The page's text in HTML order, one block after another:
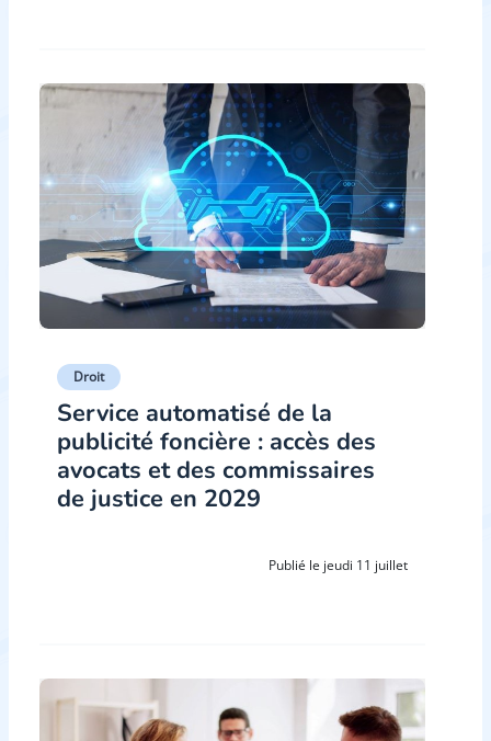
Droit
Service automatisé de la
publicité foncière : accès des
avocats et des commissaires
de justice en 2029
Publié le jeudi 11 juillet